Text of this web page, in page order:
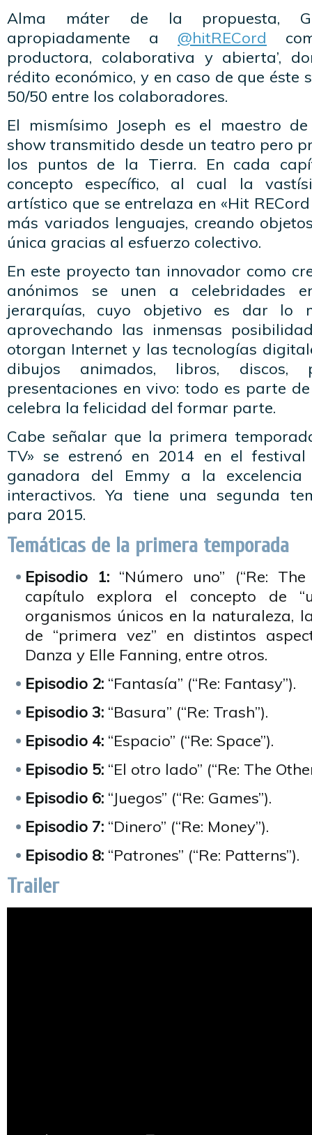
Alma máter de la propuesta,
apropiadamente a @hitRECord
productora, colaborativa y abierta’,
rédito económico, y en caso de que éste
50/50 entre los colaboradores.
El mismísimo Joseph es el maestro
show transmitido desde un teatro pero
los puntos de la Tierra. En cada
concepto específico, al cual la
artístico que se entrelaza en «Hit
más variados lenguajes, creando
única gracias al esfuerzo colectivo.
En este proyecto tan innovador como
anónimos se unen a celebridades
jerarquías, cuyo objetivo es dar lo
aprovechando las inmensas
otorgan Internet y las tecnologías
dibujos animados, libros, discos,
presentaciones en vivo: todo es parte
celebra la felicidad del formar parte.
Cabe señalar que la primera
TV» se estrenó en 2014 en el festival
ganadora del Emmy a la excelencia
interactivos. Ya tiene una segunda
para 2015.
Temáticas de la primera temporada
Episodio 1: “Número uno” (“Re:
capítulo explora el concepto de
organismos únicos en la naturaleza,
de “primera vez” en distintos
Danza y Elle Fanning, entre otros.
Episodio 2: “Fantasía” (“Re: Fantasy”).
Episodio 3: “Basura” (“Re: Trash”).
Episodio 4: “Espacio” (“Re: Space”).
Episodio 5: “El otro lado” (“Re: The
Episodio 6: “Juegos” (“Re: Games”).
Episodio 7: “Dinero” (“Re: Money”).
Episodio 8: “Patrones” (“Re: Patterns”).
Trailer